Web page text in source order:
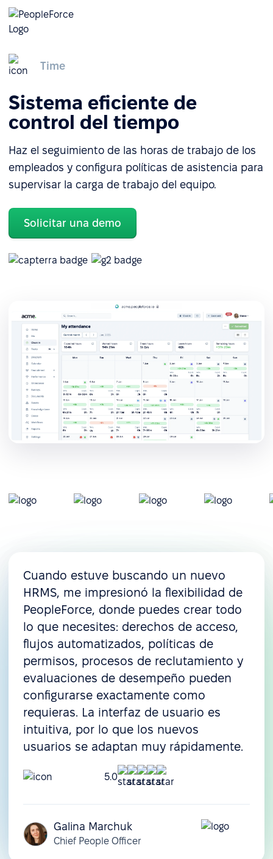
Time
Sistema eficiente de
control del tiempo
Haz el seguimiento de las horas de trabajo de los
empleados y configura políticas de asistencia para
supervisar la carga de trabajo del equipo.
Solicitar una demo
Cuando estuve buscando un nuevo
HRMS, me impresionó la flexibilidad de
PeopleForce, donde puedes crear todo
lo que necesites: derechos de acceso,
flujos automatizados, políticas de
permisos, procesos de reclutamiento y
evaluaciones de desempeño pueden
configurarse exactamente como
requieras. La interfaz de usuario es
intuitiva, por lo que los nuevos
usuarios se adaptan muy rápidamente.
5.0
Galina Marchuk
Chief People Officer